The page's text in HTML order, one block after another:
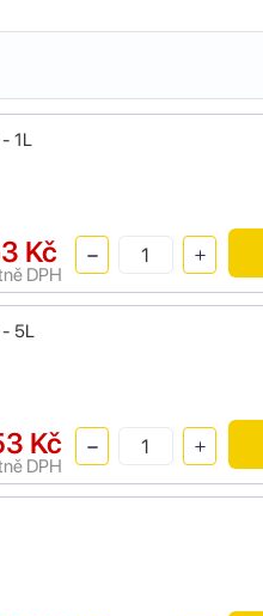
1L
Kč
DPH
- 5L
Kč
DPH